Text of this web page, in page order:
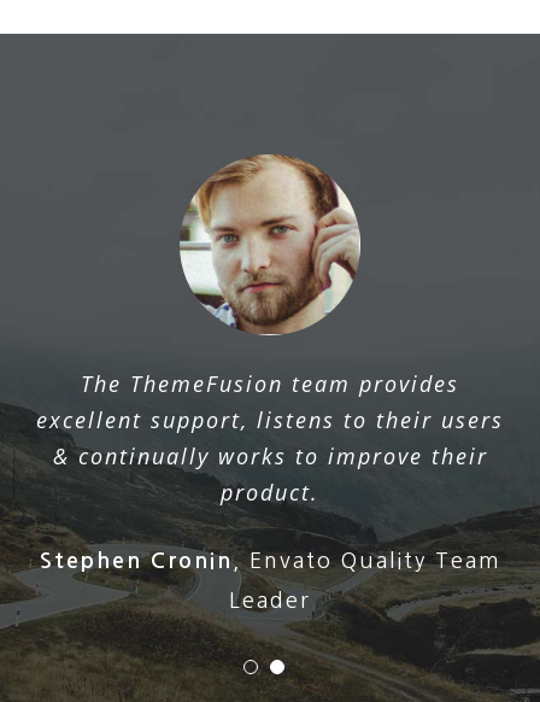
The ThemeFusion team provides
excellent support, listens to their users
& continually works to improve their
product.
Stephen Cronin,Envato Quality Team
Leader